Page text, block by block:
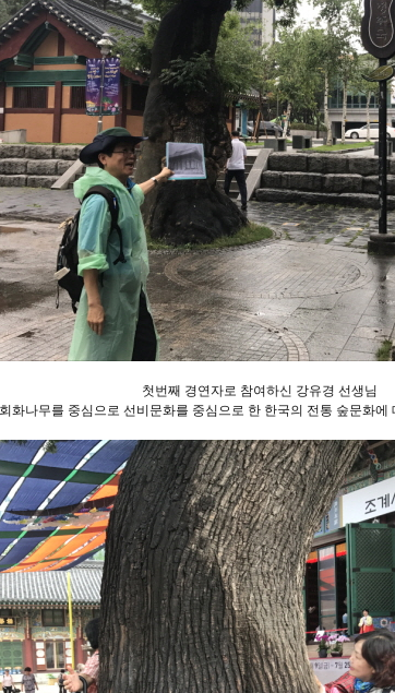
첫번째 경연자로 참여하신 강유경 선생님
화나무를 중심으로 선비문화를 중심으로 한 한국의 전통 숲문화에